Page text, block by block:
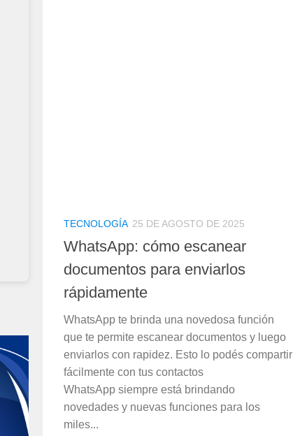
TECNOLOGÍA 25 DE AGOSTO DE 2025
WhatsApp: cómo escanear
documentos para enviarlos
rápidamente
WhatsApp te brinda una novedosa función
que te permite escanear documentos y luego
enviarlos con rapidez. Esto lo podés compartir
fácilmente con tus contactos
WhatsApp siempre está brindando
novedades y nuevas funciones para los
miles...